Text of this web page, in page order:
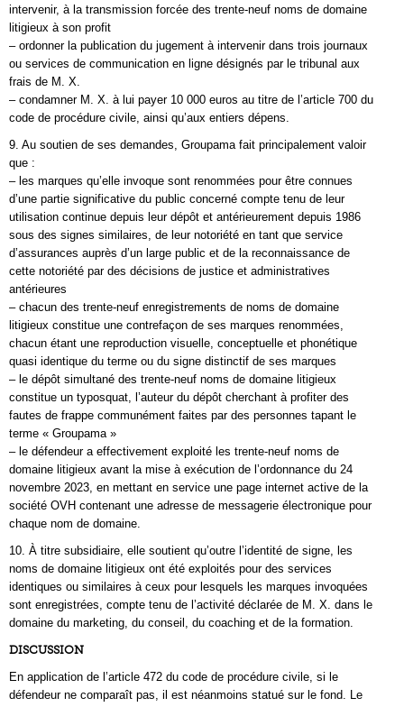
intervenir, à la transmission forcée des trente-neuf noms de domaine
litigieux à son profit
– ordonner la publication du jugement à intervenir dans trois journaux
ou services de communication en ligne désignés par le tribunal aux
frais de M. X.
– condamner M. X. à lui payer 10 000 euros au titre de l’article 700 du
code de procédure civile, ainsi qu’aux entiers dépens.
9. Au soutien de ses demandes, Groupama fait principalement valoir
que :
– les marques qu’elle invoque sont renommées pour être connues
d’une partie significative du public concerné compte tenu de leur
utilisation continue depuis leur dépôt et antérieurement depuis 1986
sous des signes similaires, de leur notoriété en tant que service
d’assurances auprès d’un large public et de la reconnaissance de
cette notoriété par des décisions de justice et administratives
antérieures
– chacun des trente-neuf enregistrements de noms de domaine
litigieux constitue une contrefaçon de ses marques renommées,
chacun étant une reproduction visuelle, conceptuelle et phonétique
quasi identique du terme ou du signe distinctif de ses marques
– le dépôt simultané des trente-neuf noms de domaine litigieux
constitue un typosquat, l’auteur du dépôt cherchant à profiter des
fautes de frappe communément faites par des personnes tapant le
terme « Groupama »
– le défendeur a effectivement exploité les trente-neuf noms de
domaine litigieux avant la mise à exécution de l’ordonnance du 24
novembre 2023, en mettant en service une page internet active de la
société OVH contenant une adresse de messagerie électronique pour
chaque nom de domaine.
10. À titre subsidiaire, elle soutient qu’outre l’identité de signe, les
noms de domaine litigieux ont été exploités pour des services
identiques ou similaires à ceux pour lesquels les marques invoquées
sont enregistrées, compte tenu de l’activité déclarée de M. X. dans le
domaine du marketing, du conseil, du coaching et de la formation.
DISCUSSION
En application de l’article 472 du code de procédure civile, si le
défendeur ne comparaît pas, il est néanmoins statué sur le fond. Le